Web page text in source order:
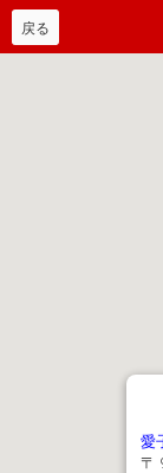
戻る
愛
〒